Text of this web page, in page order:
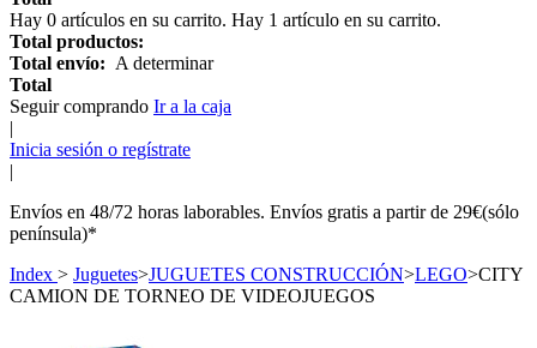
Hay 0 artículos en su carrito. Hay 1 artículo en su carrito.
Total productos:
Total envío: A determinar
Total
Seguir comprando Ir a la caja
|
Inicia sesión o regístrate
|
Envíos en 48/72 horas laborables. Envíos gratis a partir de 29€(sólo
península)*
Index > Juguetes>JUGUETES CONSTRUCCIÓN>LEGO>CITY
CAMION DE TORNEO DE VIDEOJUEGOS